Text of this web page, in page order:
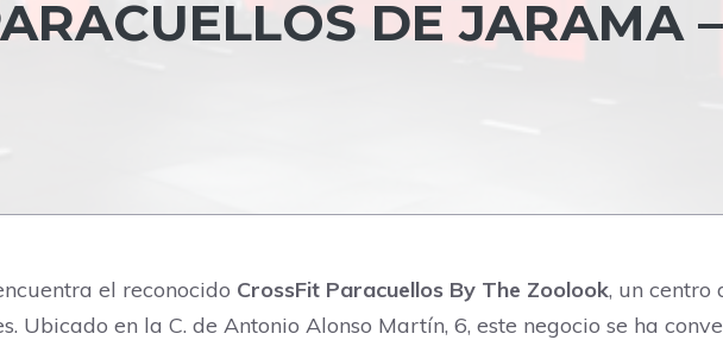
DE JARAMA –
el reconocido CrossFit Paracuellos By The Zoolook, un centro
Ubicado en la C. de Antonio Alonso Martín, 6, este negocio se ha